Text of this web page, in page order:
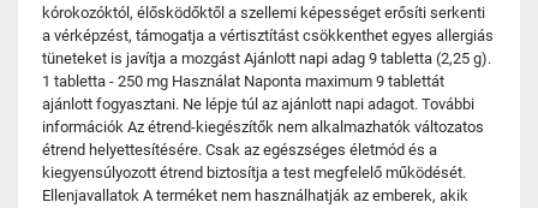
kórokozóktól, élősködőktől a szellemi képességet erősíti serkenti
a vérképzést, támogatja a vértisztítást csökkenthet egyes allergiás
tüneteket is javítja a mozgást Ajánlott napi adag 9 tabletta (2,25 g).
1 tabletta - 250 mg Használat Naponta maximum 9 tablettát
ajánlott fogyasztani. Ne lépje túl az ajánlott napi adagot. További
információk Az étrend-kiegészítők nem alkalmazhatók változatos
étrend helyettesítésére. Csak az egészséges életmód és a
kiegyensúlyozott étrend biztosítja a test megfelelő működését.
Ellenjavallatok A terméket nem használhatják az emberek, akik